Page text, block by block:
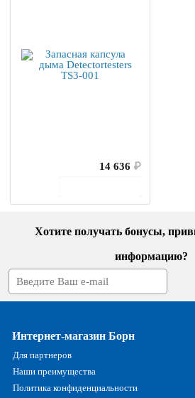
14 636 ₽
Хотите получать бонусы,
информацию?
Интернет-магазин Борн
Для партнеров
Наши преимущества
Политика конфиденциальности